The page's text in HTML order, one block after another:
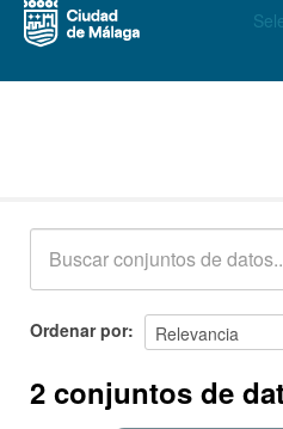
Acerca de
Ordenar por
2 conjuntos de